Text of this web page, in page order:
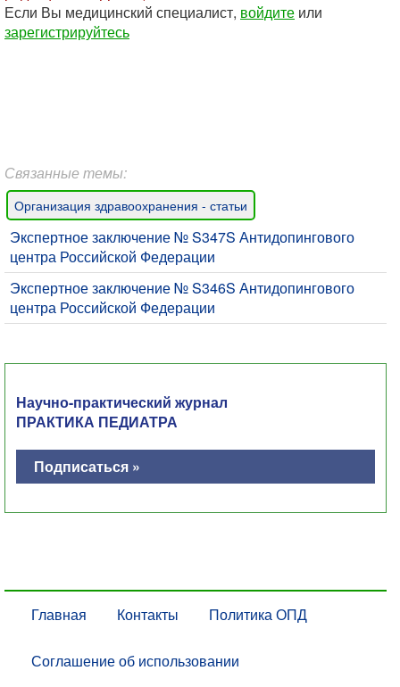
Если Вы медицинский специалист, войдите или
зарегистрируйтесь
Связанные темы:
Организация здравоохранения - статьи
Экспертное заключение № S347S Антидопингового
центра Российской Федерации
Экспертное заключение № S346S Антидопингового
центра Российской Федерации
Научно-практический журнал
ПРАКТИКА ПЕДИАТРА
Подписаться »
Главная Контакты Политика ОПД
Соглашение об использовании